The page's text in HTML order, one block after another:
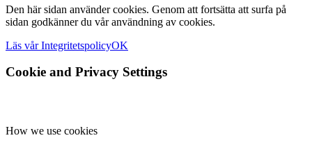
Den här sidan använder cookies. Genom att fortsätta att surfa på
sidan godkänner du vår användning av cookies.
Läs vår IntegritetspolicyOK
Cookie and Privacy Settings
How we use cookies